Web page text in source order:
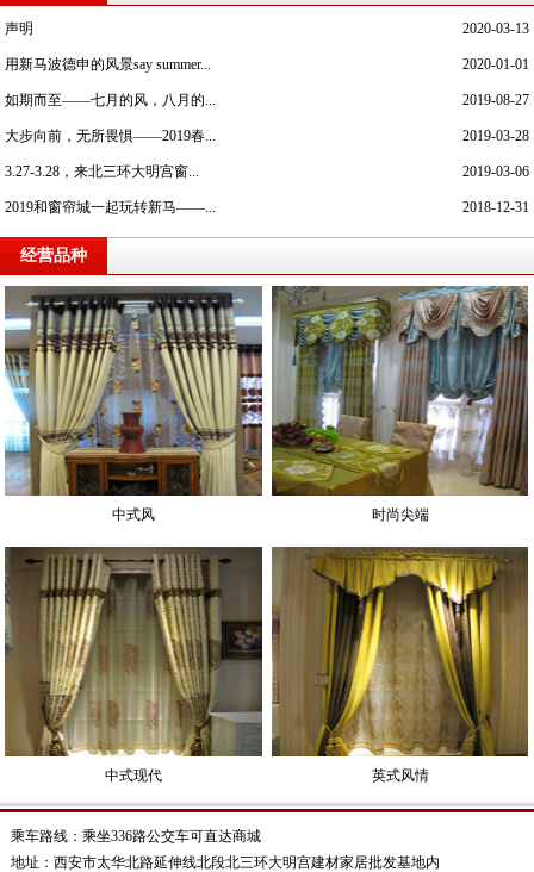
2020-03-13
声明
2020-01-01
用新马波德申的风景say summer...
2019-08-27
如期而至——七月的风，八月的...
2019-03-28
大步向前，无所畏惧——2019春...
2019-03-06
3.27-3.28，来北三环大明宫窗...
2018-12-31
2019和窗帘城一起玩转新马——...
经营品种
中式风 时尚尖端
中式现代 英式风情
乘车路线：乘坐336路公交车可直达商城
地址：西安市太华北路延伸线北段北三环大明宫建材家居批发基地内